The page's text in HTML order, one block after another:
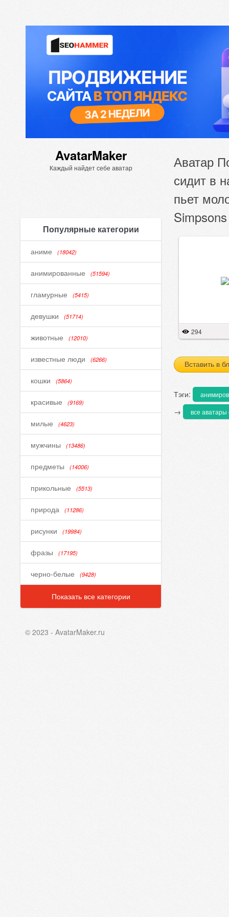
AvatarMaker
Каждый найдет себе аватар
Популярные категории
аниме (18042)
анимированные (51594)
гламурные (5415)
девушки (51714)
животные (12010)
известные люди (6266)
кошки (5864)
красивые (9169)
милые (4623)
мужчины (13486)
предметы (14006)
прикольные (5513)
природа (11286)
рисунки (19984)
фразы (17195)
черно-белые (9428)
Показать все категории
Аватар
сидит в
пьет
294
Вставить в
Тэги:
→ все аватары
© 2023 - AvatarMaker.ru